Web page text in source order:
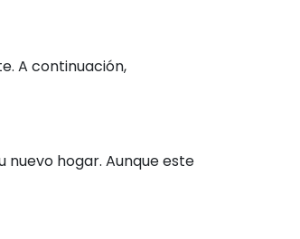
A continuación,
hogar. Aunque este